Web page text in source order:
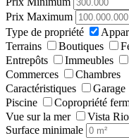
Prix Maximum
Type de propriété
Terrains
Boutiques
Entrepôts
Immeubles
Commerces
Chambres
Caractéristiques
Garage
Piscine
Copropriété
Vue sur la mer
Vista Rio
Surface minimale